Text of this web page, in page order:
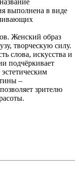
выполнена в виде
Женский образ
творческую силу.
слова, искусства и
подчёркивает
–
зрителю